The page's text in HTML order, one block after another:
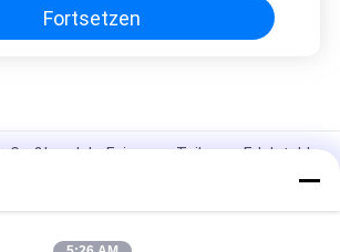
Fortsetzen
Großhandels-Feinguss-Teile aus Edelstahl
aus Edelstahl